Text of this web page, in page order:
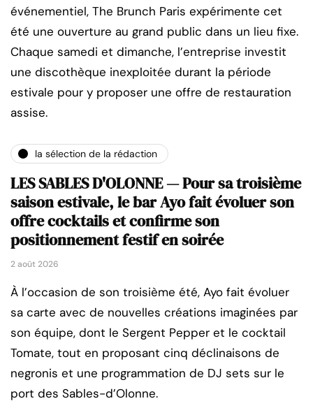
événementiel, The Brunch Paris expérimente cet
été une ouverture au grand public dans un lieu fixe.
Chaque samedi et dimanche, l’entreprise investit
une discothèque inexploitée durant la période
estivale pour y proposer une offre de restauration
assise.
la sélection de la rédaction
LES SABLES D'OLONNE — Pour sa troisième
saison estivale, le bar Ayo fait évoluer son
offre cocktails et confirme son
positionnement festif en soirée
2 août 2026
À l’occasion de son troisième été, Ayo fait évoluer
sa carte avec de nouvelles créations imaginées par
son équipe, dont le Sergent Pepper et le cocktail
Tomate, tout en proposant cinq déclinaisons de
negronis et une programmation de DJ sets sur le
port des Sables-d’Olonne.